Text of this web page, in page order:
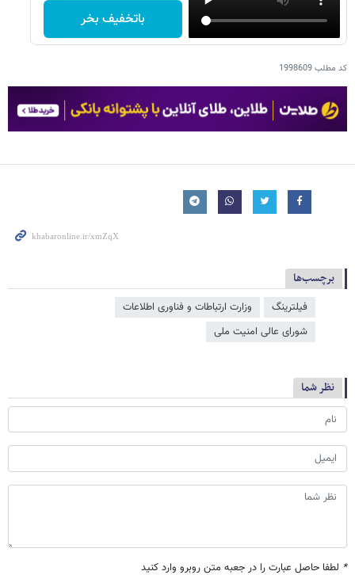
باتخفیف بخر
کد مطلب1998609
برچسب‌ها
فیلترینگ
وزارت ارتباطات و فناوری اطلاعات
شورای عالی امنیت ملی
نظر شما
* لطفا حاصل عبارت را در جعبه متن روبرو وارد کنید